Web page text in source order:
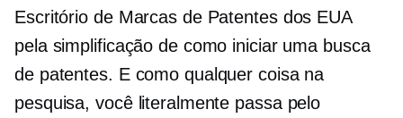
Escritório de Marcas de Patentes dos EUA
pela simplificação de como iniciar uma busca
de patentes. E como qualquer coisa na
pesquisa, você literalmente passa pelo